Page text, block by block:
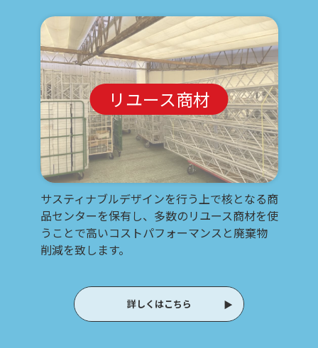
リユース商材
サスティナブルデザインを行う上で核となる商
品センターを保有し、多数のリユース商材を使
うことで高いコストパフォーマンスと廃棄物
削減を致します。
詳しくはこちら